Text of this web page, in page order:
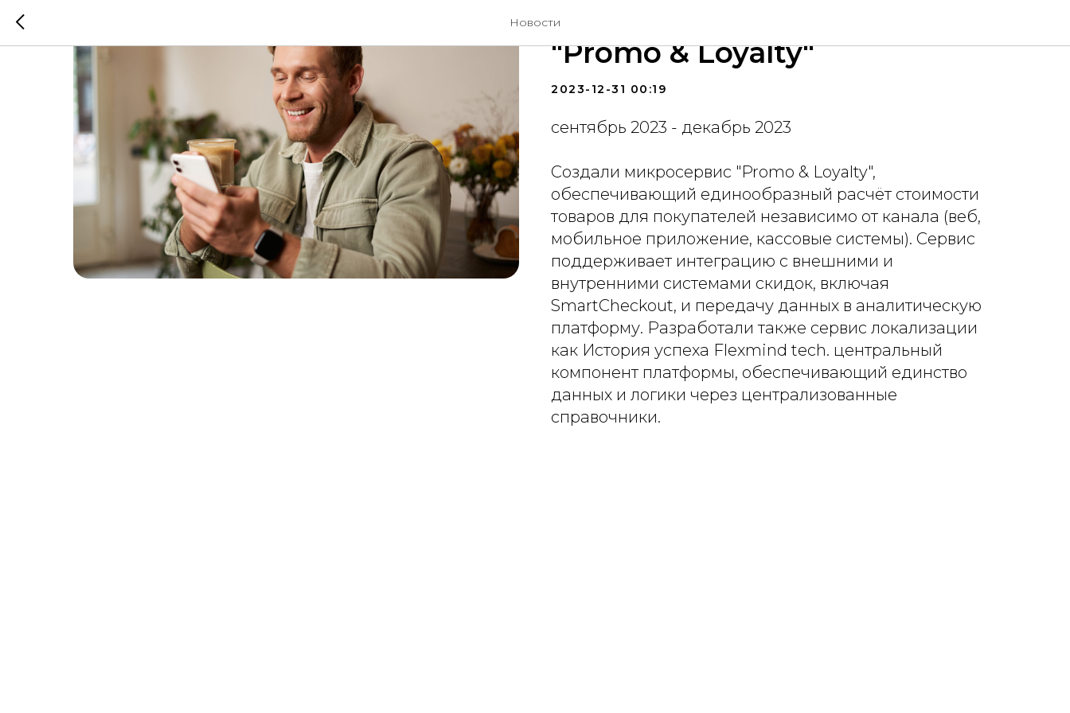
НовостиСоздали микросервис
"Promo & Loyalty"
2023-12-31 00:19
сентябрь 2023 - декабрь 2023
Создали микросервис "Promo & Loyalty",
обеспечивающий единообразный расчёт стоимости
товаров для покупателей независимо от канала (веб,
мобильное приложение, кассовые системы). Сервис
поддерживает интеграцию с внешними и
внутренними системами скидок, включая
SmartCheckout, и передачу данных в аналитическую
платформу. Разработали также сервис локализации
как История успеха Flexmind tech. центральный
компонент платформы, обеспечивающий единство
данных и логики через централизованные
справочники.